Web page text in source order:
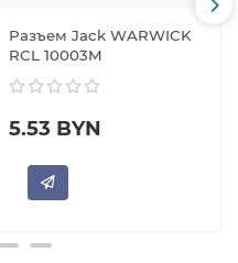
Разъем Jack WARWICK
RCL 10003M
5.53 BYN